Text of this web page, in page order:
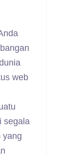
web
segala
yang